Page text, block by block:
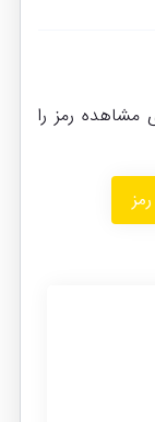
مشاهده رمز را